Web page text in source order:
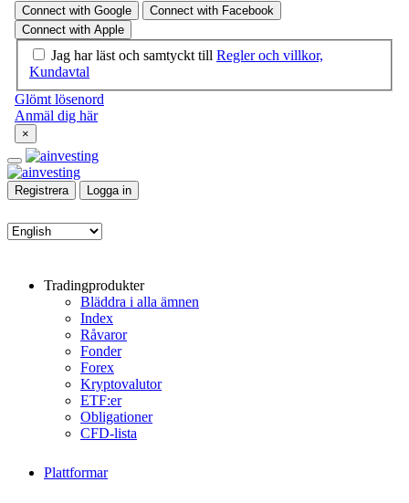
Registrera Logga in
Tradingprodukter
Bläddra i alla ämnen
Index
Råvaror
Fonder
Forex
Kryptovalutor
ETF:er
Obligationer
CFD-lista
Plattformar